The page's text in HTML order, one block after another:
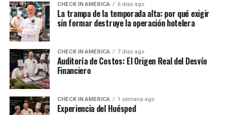
CHECK IN AMERICA 6 días ago
La trampa de la temporada alta: por qué exigir
sin formar destruye la operación hotelera
CHECK IN AMERICA 7 días ago
Auditoría de Costos: El Origen Real del Desvío
Financiero
CHECK IN AMERICA 1 semana ago
Experiencia del Huésped